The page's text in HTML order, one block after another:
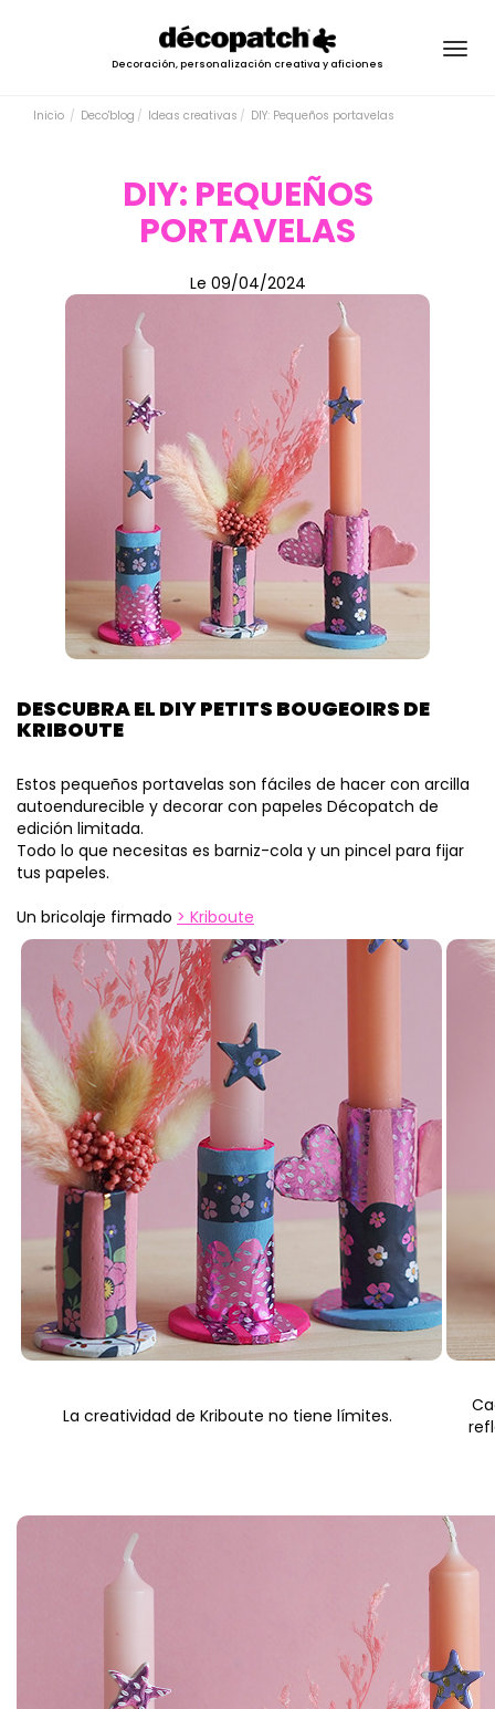
Decoración, personalización creativa y aficiones
Inicio Deco'blog Ideas creativas DIY: Pequeños portavelas
DIY: PEQUEÑOS
PORTAVELAS
Le 09/04/2024
DESCUBRA EL DIY PETITS BOUGEOIRS DE
KRIBOUTE
Estos pequeños portavelas son fáciles de hacer con arcilla
autoendurecible y decorar con papeles Décopatch de
edición limitada.
Todo lo que necesitas es barniz-cola y un pincel para fijar
tus papeles.
Un bricolaje firmado
Kriboute
La creatividad de Kriboute no tiene límites.